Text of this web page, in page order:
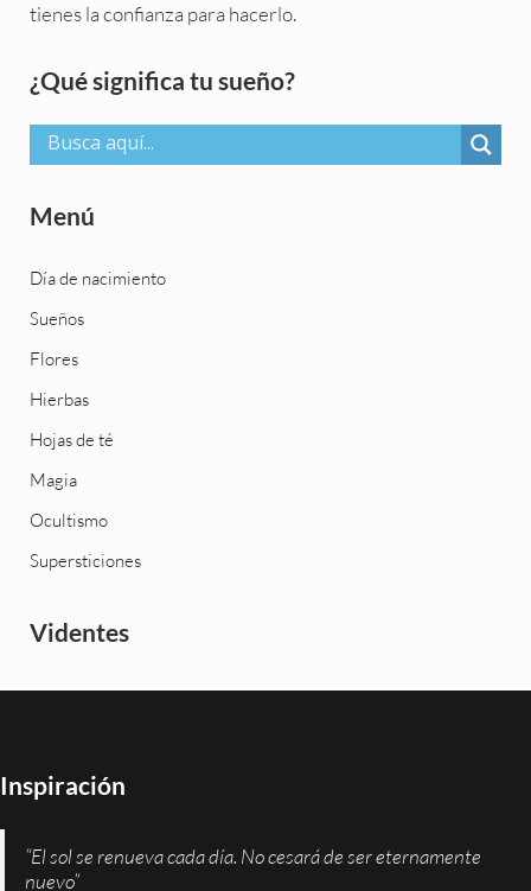
tienes la confianza para hacerlo.
Sidebar
¿Qué significa tu sueño?
Menú
Día de nacimiento
Sueños
Flores
Hierbas
Hojas de té
Magia
Ocultismo
Supersticiones
Videntes
Inspiración
“El sol se renueva cada día. No cesará de ser eternamente
nuevo”